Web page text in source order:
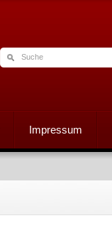
Impressum